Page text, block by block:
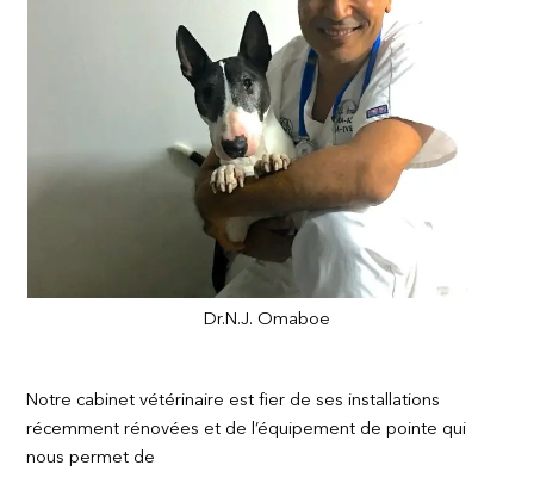
Dr.N.J. Omaboe
Notre cabinet vétérinaire est fier de ses installations
récemment rénovées et de l’équipement de pointe qui
nous permet de